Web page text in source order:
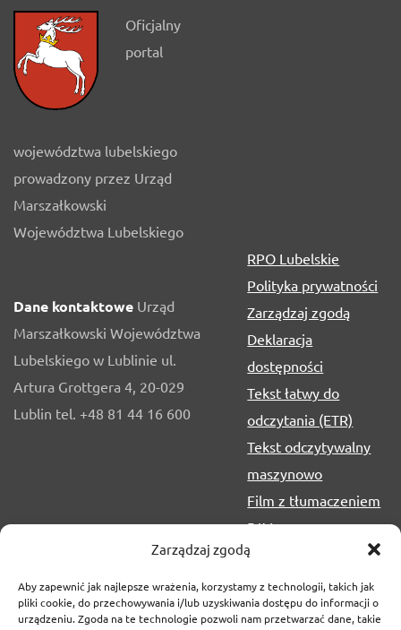
Zarządzaj zgodą
Aby zapewnić jak najlepsze wrażenia, korzystamy z technologii, takich jak
pliki cookie, do przechowywania i/lub uzyskiwania dostępu do informacji o
urządzeniu. Zgoda na te technologie pozwoli nam przetwarzać dane, takie
Oficjalny
portal
województwa lubelskiego
prowadzony przez Urząd
Marszałkowski
Województwa Lubelskiego
Dane kontaktowe Urząd
Marszałkowski Województwa
Lubelskiego w Lublinie ul.
Artura Grottgera 4, 20-029
Lublin tel. +48 81 44 16 600
RPO Lubelskie
Polityka prywatności
Zarządzaj zgodą
Deklaracja
dostępności
Tekst łatwy do
odczytania (ETR)
Tekst odczytywalny
maszynowo
Film z tłumaczeniem
PJM